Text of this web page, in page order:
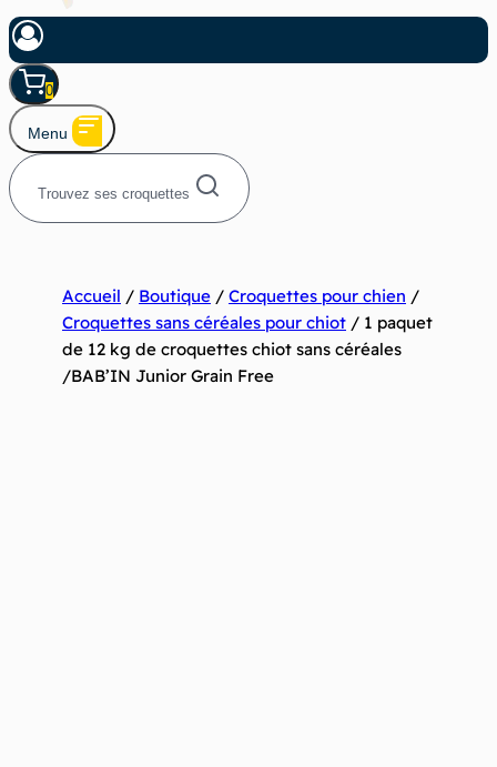
0
Menu
Trouvez ses croquettes
Accueil / Boutique / Croquettes pour chien /
Croquettes sans céréales pour chiot / 1 paquet
de 12 kg de croquettes chiot sans céréales
/BAB’IN Junior Grain Free